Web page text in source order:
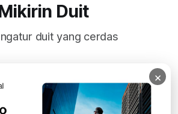
Duit
duit yang cerdas
Subscribe
×